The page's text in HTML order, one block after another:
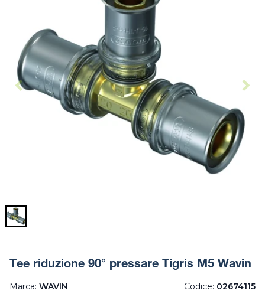
Tee riduzione 90° pressare Tigris M5 Wavin
Marca: WAVIN Codice: 02674115